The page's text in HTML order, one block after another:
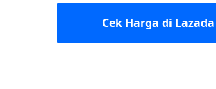
Cek Harga di Lazada